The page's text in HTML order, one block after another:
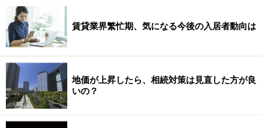
バイクとトランクルームの複合活用
入りの安全・利便のため、駐車スペースはどうしても片
側に並べざるを得ませんでした。
しかし、車は停められないものの、「何か」を置けるデ
賃貸業界繁忙期、気になる今後の入居者動向は
地価が上昇したら、相続対策は見直した方が良
いの？